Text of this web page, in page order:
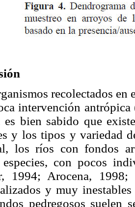
recolectados en
intervención
es bien sabido que
y los tipos y variedad
los ríos con fondos
especies, con pocos
1994; Arocena,
y muy
pedregosos suelen